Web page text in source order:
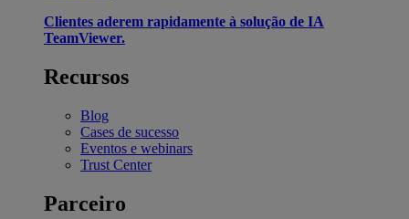
Clientes aderem rapidamente à solução de IA
TeamViewer.
Recursos
Blog
Cases de sucesso
Eventos e webinars
Trust Center
Parceiro